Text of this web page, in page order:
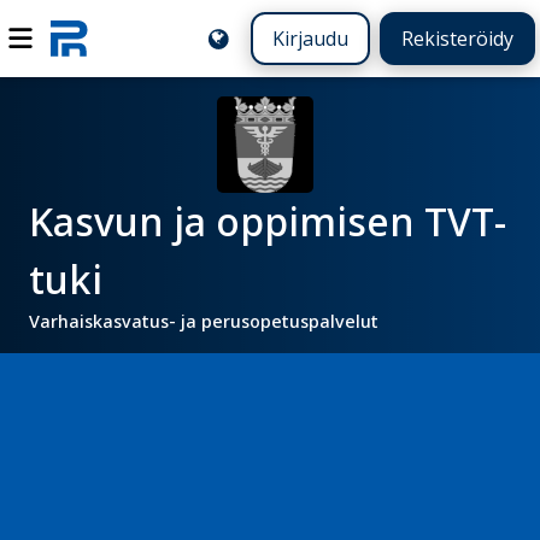
Kirjaudu Rekisteröidy
Kasvun ja oppimisen TVT-
tuki
Varhaiskasvatus- ja perusopetuspalvelut